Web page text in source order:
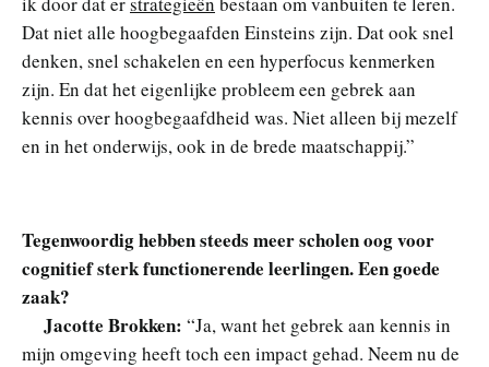
Dat niet alle hoogbegaafden Einsteins zijn. Dat ook snel
denken, snel schakelen en een hyperfocus kenmerken
zijn. En dat het eigenlijke probleem een gebrek aan
kennis over hoogbegaafdheid was. Niet alleen bij mezelf
en in het onderwijs, ook in de brede maatschappij.”
Tegenwoordig hebben steeds meer scholen oog voor
cognitief sterk functionerende leerlingen. Een goede
zaak?
Jacotte Brokken: “Ja, want het gebrek aan kennis in
mijn omgeving heeft toch een impact gehad. Neem nu de